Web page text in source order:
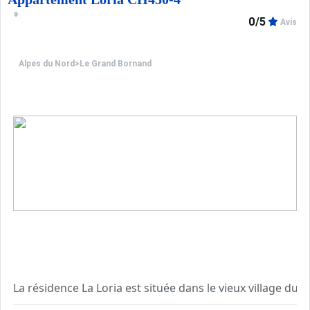
Les Plus de cette location à la montagne :
Situé à 300m des pistes de ski et des commerces, le
Alpes du Nord > Le Grand Bornand
0/5 Avis
La résidence La Loria est située dans le vieux village